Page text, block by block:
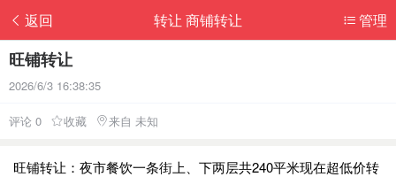
返回 管理
转让 商铺转让
旺铺转让
2026/6/3 16:38:35
评论 0 收藏 来自 未知
旺铺转让：夜市餐饮一条街上、下两层共240平米现在超低价转